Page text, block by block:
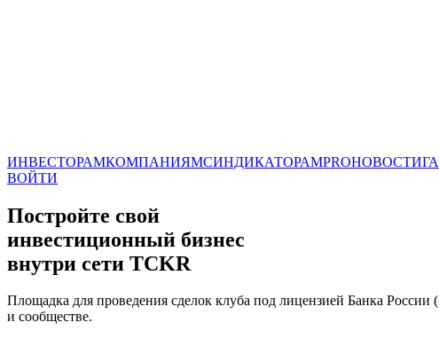
ИНВЕСТОРАМКОМПАНИЯМСИНДИКАТОРАМPROНОВОСТИ
ВОЙТИ
Постройте свой
инвестиционный бизнес
внутри сети TCKR
Площадка для проведения сделок клуба под лицензией Банка
и сообществе.